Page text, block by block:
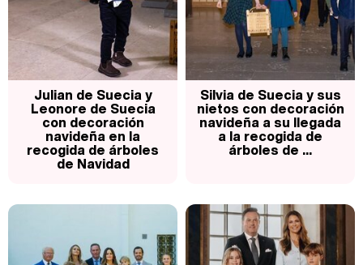
Julian de Suecia y
Leonore de Suecia
con decoración
navideña en la
recogida de árboles
de Navidad
Silvia de Suecia y sus
nietos con decoración
navideña a su llegada
a la recogida de
árboles de ...